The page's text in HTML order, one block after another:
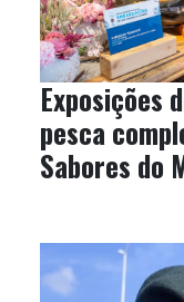
Exposições
pesca
Sabores do